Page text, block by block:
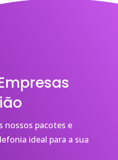
nossos pacotes e
ideal para a sua